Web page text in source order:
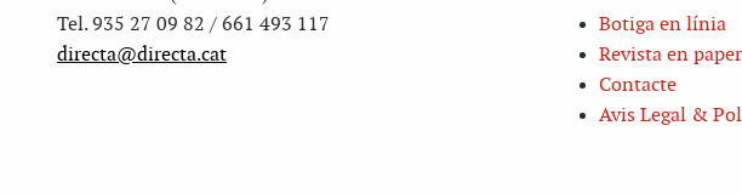
Tel. 935 27 09 82 / 661 493 117
directa@directa.cat
Botiga en línia
Revista en paper
Contacte
Avis Legal &